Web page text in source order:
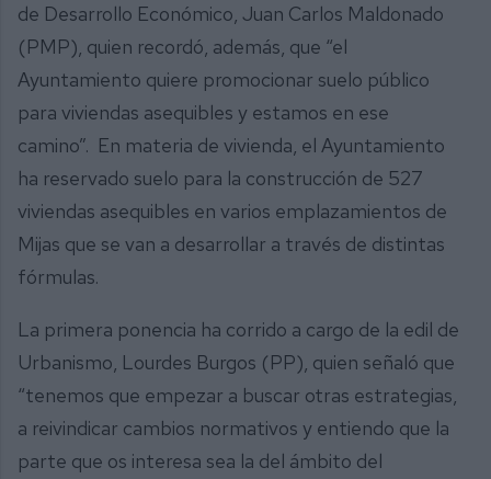
de Desarrollo Económico, Juan Carlos Maldonado
(PMP), quien recordó, además, que “el
Ayuntamiento quiere promocionar suelo público
para viviendas asequibles y estamos en ese
camino”. En materia de vivienda, el Ayuntamiento
ha reservado suelo para la construcción de 527
viviendas asequibles en varios emplazamientos de
Mijas que se van a desarrollar a través de distintas
fórmulas.
La primera ponencia ha corrido a cargo de la edil de
Urbanismo, Lourdes Burgos (PP), quien señaló que
“tenemos que empezar a buscar otras estrategias,
a reivindicar cambios normativos y entiendo que la
parte que os interesa sea la del ámbito del